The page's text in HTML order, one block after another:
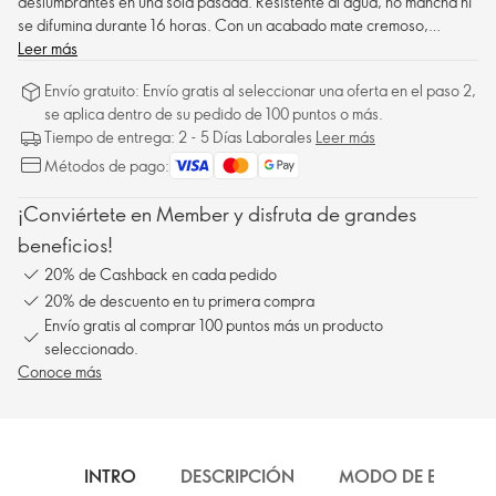
se difumina durante 16 horas. Con un acabado mate cremoso,
cómodo de llevar y fácil de aplicar, este delineador ultrapigmentado
Leer más
Envío gratuito: Envío gratis al seleccionar una oferta en el paso 2,
se aplica dentro de su pedido de 100 puntos o más.
Tiempo de entrega: 2 - 5 Días Laborales Leer más
Métodos de pago:
¡Conviértete en Member y disfruta de grandes
beneficios!
20% de Cashback en cada pedido
20% de descuento en tu primera compra
Envío gratis al comprar 100 puntos más un producto
seleccionado.
Conoce más
INTRO DESCRIPCIÓN MODO DE EMPLEO